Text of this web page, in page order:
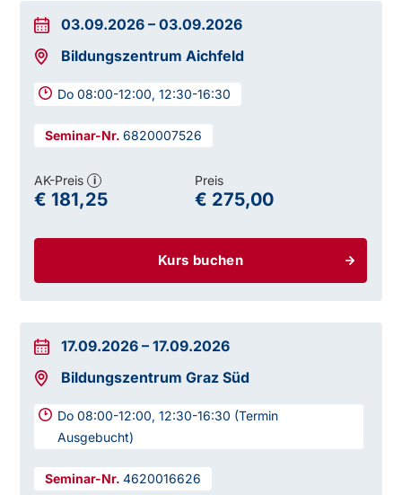
03.09.2026 –03.09.2026
Bildungszentrum Aichfeld
Do 08:00-12:00, 12:30-16:30
6820007526
Kurs buchen
AK-Preis i
€ 181,25
Preis
€ 275,00
17.09.2026 –17.09.2026
Bildungszentrum Graz Süd
Do 08:00-12:00, 12:30-16:30 (Termin
Ausgebucht)
4620016626